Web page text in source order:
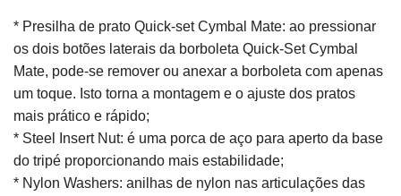
* Presilha de prato Quick-set Cymbal Mate: ao pressionar
os dois botões laterais da borboleta Quick-Set Cymbal
Mate, pode-se remover ou anexar a borboleta com apenas
um toque. Isto torna a montagem e o ajuste dos pratos
mais prático e rápido;
* Steel Insert Nut: é uma porca de aço para aperto da base
do tripé proporcionando mais estabilidade;
* Nylon Washers: anilhas de nylon nas articulações das